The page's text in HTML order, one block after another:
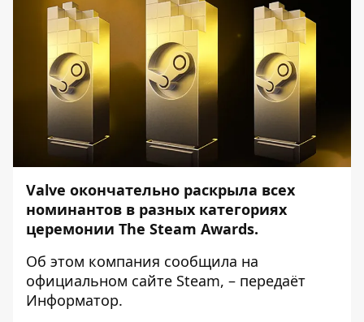
Valve окончательно раскрыла всех
номинантов в разных категориях
церемонии The Steam Awards.
Об этом компания сообщила на
официальном сайте Steam, – передаёт
Информатор.